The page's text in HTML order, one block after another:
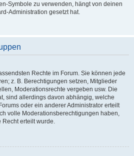
Symbole zu verwenden, hängt von deinen
Administration gesetzt hat.
Rechte im Forum. Sie können jede
z. B. Berechtigungen setzen, Mitglieder
Moderationsrechte vergeben usw. Die
sind allerdings davon abhängig, welche
oder ein anderer Administrator erteilt
volle Moderationsberechtigungen haben,
erteilt wurde.